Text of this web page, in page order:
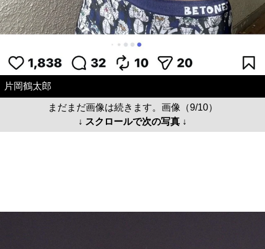
片岡鶴太郎
まだまだ画像は続きます。画像（9/10）
↓ スクロールで次の写真 ↓